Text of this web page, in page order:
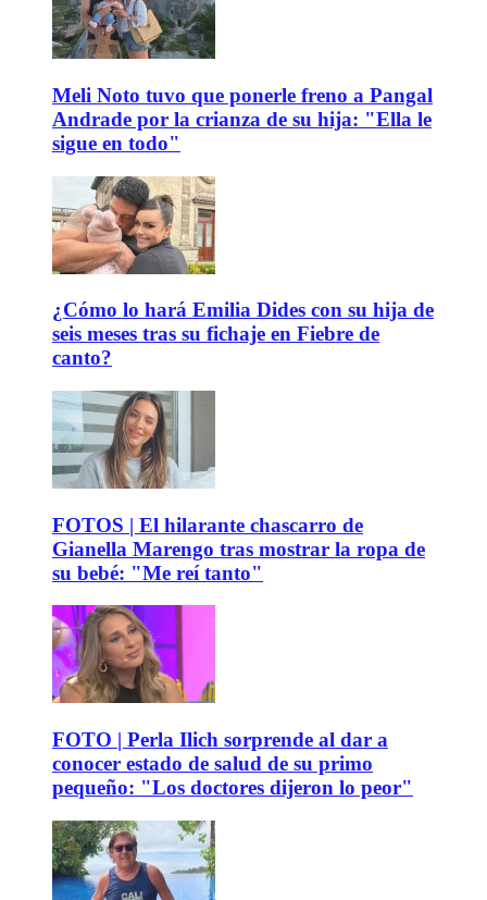
Meli Noto tuvo que ponerle freno a Pangal
Andrade por la crianza de su hija: "Ella le
sigue en todo"
¿Cómo lo hará Emilia Dides con su hija de
seis meses tras su fichaje en Fiebre de
canto?
FOTOS | El hilarante chascarro de
Gianella Marengo tras mostrar la ropa de
su bebé: "Me reí tanto"
FOTO | Perla Ilich sorprende al dar a
conocer estado de salud de su primo
pequeño: "Los doctores dijeron lo peor"